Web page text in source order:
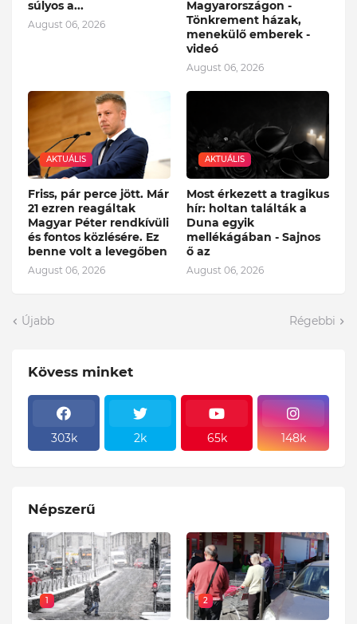
súlyos a...
August 06, 2026
Magyarországon -
Tönkrement házak,
menekülő emberek -
videó
August 06, 2026
AKTUÁLIS
Friss, pár perce jött. Már
21 ezren reagáltak
Magyar Péter rendkívüli
és fontos közlésére. Ez
benne volt a levegőben
August 06, 2026
AKTUÁLIS
Most érkezett a tragikus
hír: holtan találták a
Duna egyik
mellékágában - Sajnos
ő az
August 06, 2026
Újabb Régebbi
Kövess minket
303k 2k 65k 148k
Népszerű
1 2